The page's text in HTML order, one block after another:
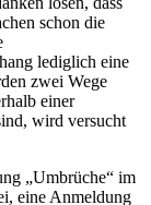
schon die
lediglich eine
zwei Wege
einer
wird versucht
„Umbrüche“ im
eine Anmeldung